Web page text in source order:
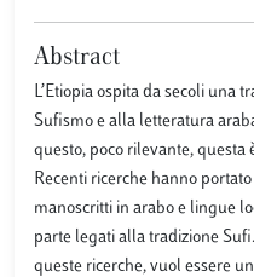
Abstract
L’Etiopia ospita da secoli una
Sufismo e alla letteratura
questo, poco rilevante, questa
Recenti ricerche hanno
manoscritti in arabo e lingue
parte legati alla tradizione
queste ricerche, vuol essere